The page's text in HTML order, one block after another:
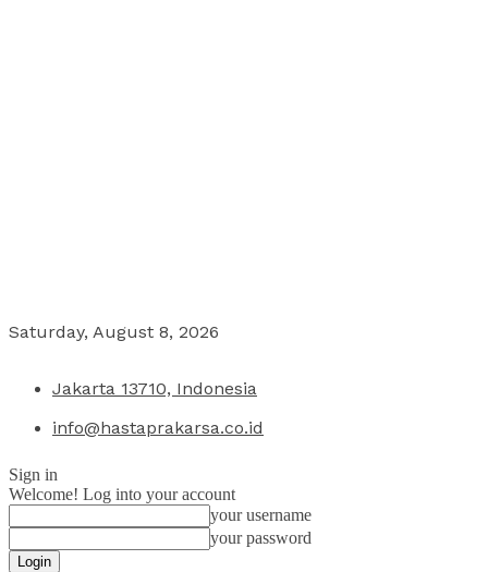
Saturday, August 8, 2026
Jakarta 13710, Indonesia
info@hastaprakarsa.co.id
Sign in
Welcome! Log into your account
your username
your password